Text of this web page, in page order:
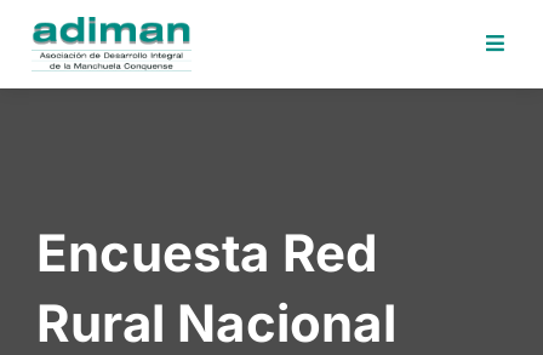
Desafios
Electrónica
Encuesta Red
Rural Nacional